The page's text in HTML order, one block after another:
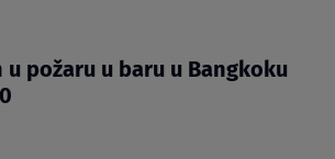
požaru u baru u Bangkoku